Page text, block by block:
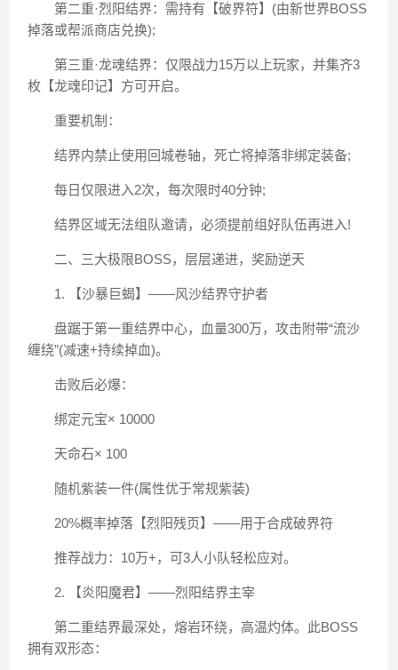
第二重·烈阳结界：需持有【破界符】(由新世界BOSS
掉落或帮派商店兑换);
第三重·龙魂结界：仅限战力15万以上玩家，并集齐3
枚【龙魂印记】方可开启。
重要机制：
结界内禁止使用回城卷轴，死亡将掉落非绑定装备;
每日仅限进入2次，每次限时40分钟;
结界区域无法组队邀请，必须提前组好队伍再进入!
二、三大极限BOSS，层层递进，奖励逆天
1. 【沙暴巨蝎】——风沙结界守护者
盘踞于第一重结界中心，血量300万，攻击附带“流沙
缠绕”(减速+持续掉血)。
击败后必爆：
绑定元宝× 10000
天命石× 100
随机紫装一件(属性优于常规紫装)
20%概率掉落【烈阳残页】——用于合成破界符
推荐战力：10万+，可3人小队轻松应对。
2. 【炎阳魔君】——烈阳结界主宰
第二重结界最深处，熔岩环绕，高温灼体。此BOSS
拥有双形态：